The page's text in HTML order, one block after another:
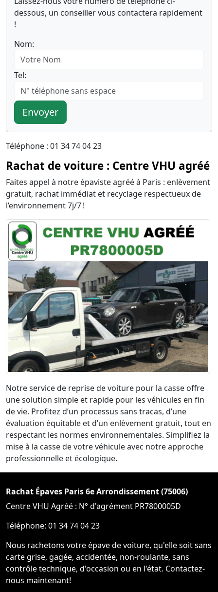
dessous, un conseiller vous contactera rapidement
!
Nom:
Tel:
Envoyer
Téléphone : 01 34 74 04 23
Rachat de voiture : Centre VHU agréé
Faites appel à notre épaviste agréé à Paris : enlèvement
gratuit, rachat immédiat et recyclage respectueux de
l’environnement 7j/7 !
Notre service de reprise de voiture pour la casse offre
une solution simple et rapide pour les véhicules en fin
de vie. Profitez d’un processus sans tracas, d’une
évaluation équitable et d’un enlèvement gratuit, tout en
respectant les normes environnementales. Simplifiez la
mise à la casse de votre véhicule avec notre approche
professionnelle et écologique.
Rachat Épaves Paris 6e Arrondissement (75006)
Centre VHU Agréé : N° d'agrément PR7800005D
Téléphone: 01 34 74 04 23
Nous rachetons votre épave de voiture, qu'elle soit sans
carte grise, gagée, accidentée, non-roulante, sans
contrôle technique, d'occasion ou en l'état. Contactez-
nous maintenant!